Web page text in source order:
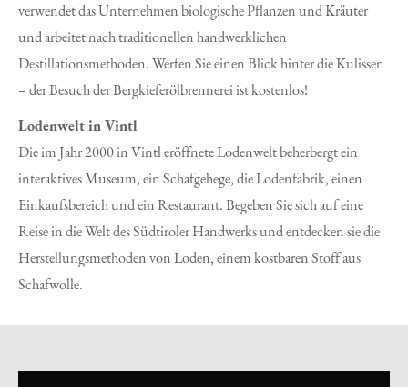
verwendet das Unternehmen biologische Pflanzen und Kräuter
und arbeitet nach traditionellen handwerklichen
Destillationsmethoden. Werfen Sie einen Blick hinter die Kulissen
– der Besuch der Bergkieferölbrennerei ist kostenlos!
Lodenwelt in Vintl
Die im Jahr 2000 in Vintl eröffnete Lodenwelt beherbergt ein
interaktives Museum, ein Schafgehege, die Lodenfabrik, einen
Einkaufsbereich und ein Restaurant. Begeben Sie sich auf eine
Reise in die Welt des Südtiroler Handwerks und entdecken sie die
Herstellungsmethoden von Loden, einem kostbaren Stoff aus
Schafwolle.